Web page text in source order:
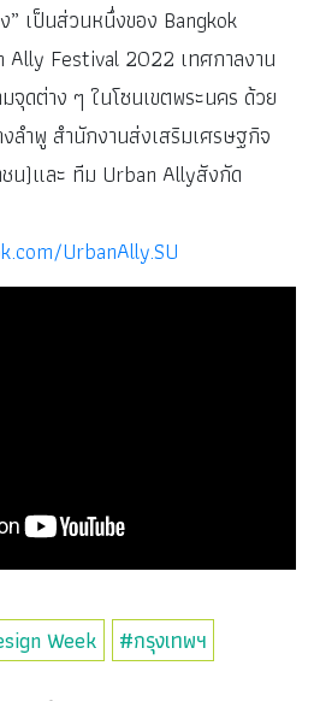
” เป็นส่วนหนึ่งของ Bangkok
Ally Festival 2022 เทศกาลงาน
ดต่าง ๆ ในโซนเขตพระนคร ด้วย
ลำพู สำนักงานส่งเสริมเศรษฐกิจ
น)และ ทีม Urban Allyสังกัด
UrbanAlly.SU
Week #กรุงเทพฯ